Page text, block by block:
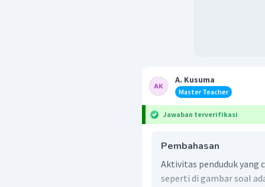
A. Kusuma
Master Teacher
Jawaban terverifikasi
Pembahasan
Aktivitas penduduk yang
seperti di gambar soal